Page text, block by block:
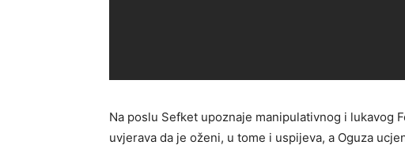
Na poslu Sefket upoznaje manipulativnog i lukavog
uvjerava da je oženi, u tome i uspijeva, a Oguza